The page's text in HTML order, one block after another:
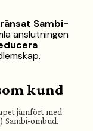
Sambi-
anslutningen
kund
jämfört med
Sambi-ombud.